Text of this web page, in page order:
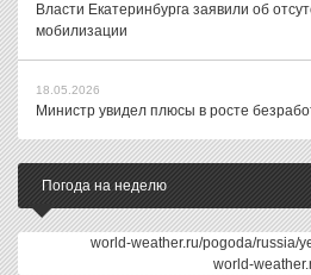
Власти Екатеринбурга заявили об
мобилизации
18.05.2026
Министр увидел плюсы в росте
Погода на неделю
world-weather.ru/pogoda/russia/
world-